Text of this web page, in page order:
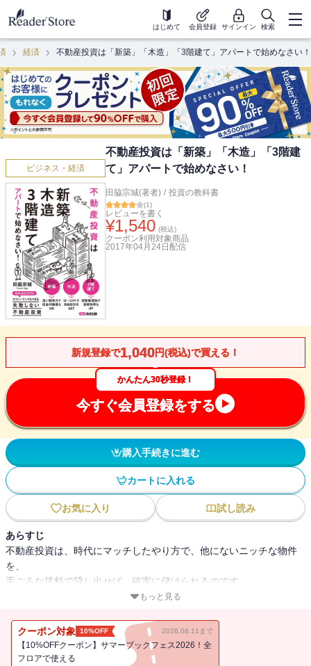
はじめて 会員登録 サインイン 検索
経済 不動産投資は「新築」「木造」「3階建て」アパートで始めなさい！
ビジネス・経済
不動産投資は「新築」「木造」「3階建
て」アパートで始めなさい！
田脇宗城(著者) / 投資の教科書
(1)
レビューを書く
¥1,540 (税込)
クーポン利用対象商品
2017年04月24日 配信
新規登録で1,040円(税込)で買える！
かんたん30秒登録！
今すぐ会員登録をする
購入手続きに進む
カートに入れる
お気に入り 試し読み
あらすじ
不動産投資は、時代にマッチしたやり方で、他にないニッチな物件
を、
手ごろな賃料で貸し出せば、確実に儲けられるのです。
年収５００万円のサラリーマンでもできる、失敗しない不動産投
会社で働くすべてのビジネスパーソン必読！
全く新しい不動産投資を始めよう!
もっと見る
クーポン対象 10%OFF 2026.08.11まで
【10%OFFクーポン】サマーブックフェス2026！全
フロアで使える